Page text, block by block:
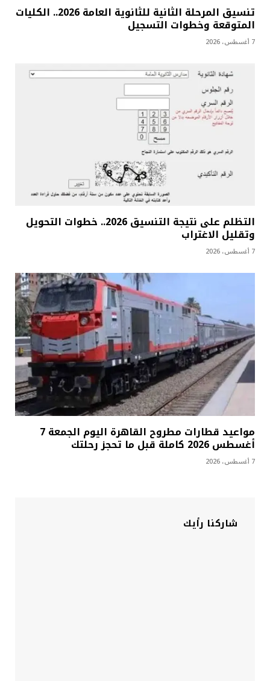
تنسيق المرحلة الثانية للثانوية العامة 2026.. الكليات
المتوقعة وخطوات التسجيل
7 أغسطس، 2026
التظلم على نتيجة التنسيق 2026.. خطوات التحويل
وتقليل الاغتراب
7 أغسطس، 2026
مواعيد قطارات مطروح القاهرة اليوم الجمعة 7
أغسطس 2026 كاملة قبل ما تحجز رحلتك
7 أغسطس، 2026
شاركنا رأيك